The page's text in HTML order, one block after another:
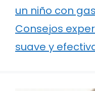
un niño con
Consejos
suave y